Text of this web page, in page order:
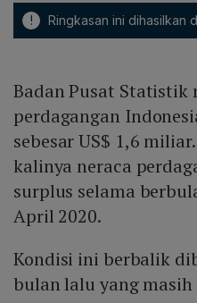
! Ringkasan ini dihasilkan
Badan Pusat Statistik
perdagangan
sebesar US$ 1,6
kalinya neraca
surplus selama
April 2020.
Kondisi ini berbalik
bulan lalu yang